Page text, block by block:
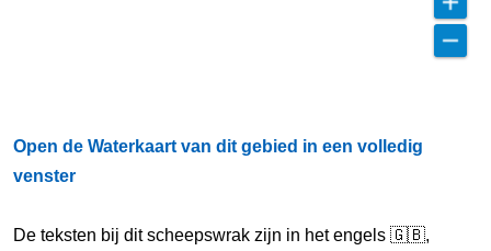
Open de Waterkaart van dit gebied in een volledig
venster
De teksten bij dit scheepswrak zijn in het engels 🇬🇧,